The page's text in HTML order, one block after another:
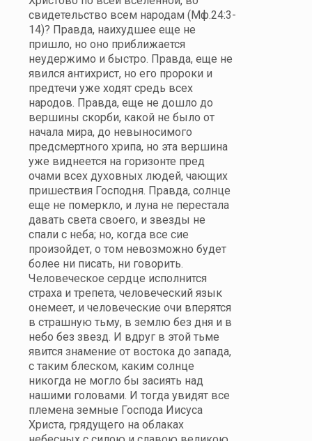
свидетельство всем народам (Мф.24:3-
14)? Правда, наихудшее еще не
пришло, но оно приближается
неудержимо и быстро. Правда, еще не
явился антихрист, но его пророки и
предтечи уже ходят средь всех
народов. Правда, еще не дошло до
вершины скорби, какой не было от
начала мира, до невыносимого
предсмертного хрипа, но эта вершина
уже виднеется на горизонте пред
очами всех духовных людей, чающих
пришествия Господня. Правда, солнце
еще не померкло, и луна не перестала
давать света своего, и звезды не
спали с неба; но, когда все сие
произойдет, о том невозможно будет
более ни писать, ни говорить.
Человеческое сердце исполнится
страха и трепета, человеческий язык
онемеет, и человеческие очи вперятся
в страшную тьму, в землю без дня и в
небо без звезд. И вдруг в этой тьме
явится знамение от востока до запада,
с таким блеском, каким солнце
никогда не могло бы засиять над
нашими головами. И тогда увидят все
племена земные Господа Иисуса
Христа, грядущего на облаках